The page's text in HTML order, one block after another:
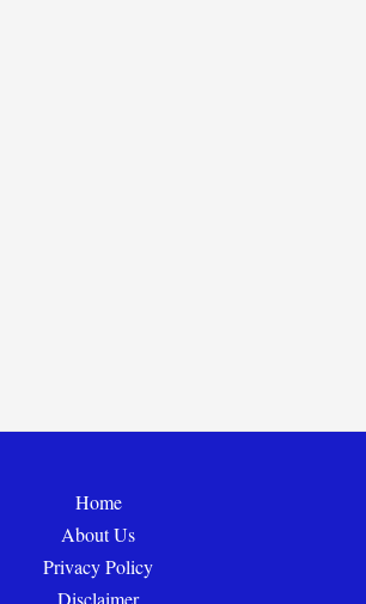
Home
About Us
Privacy Policy
Disclaimer